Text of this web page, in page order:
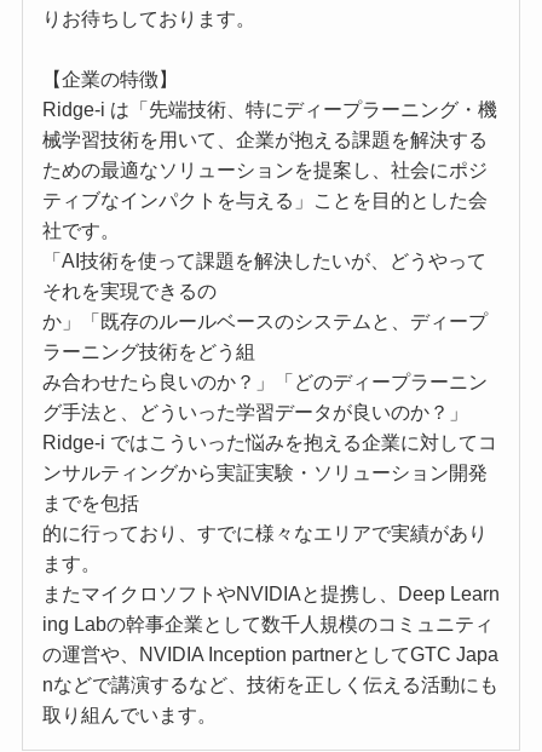
りお待ちしております。
【企業の特徴】
Ridge-i は「先端技術、特にディープラーニング・機
械学習技術を用いて、企業が抱える課題を解決する
ための最適なソリューションを提案し、社会にポジ
ティブなインパクトを与える」ことを目的とした会
社です。
「AI技術を使って課題を解決したいが、どうやって
それを実現できるの
か」「既存のルールベースのシステムと、ディープ
ラーニング技術をどう組
み合わせたら良いのか？」「どのディープラーニン
グ手法と、どういった学習データが良いのか？」
Ridge-i ではこういった悩みを抱える企業に対してコ
ンサルティングから実証実験・ソリューション開発
までを包括
的に行っており、すでに様々なエリアで実績があり
ます。
またマイクロソフトやNVIDIAと提携し、Deep Learn
ing Labの幹事企業として数千人規模のコミュニティ
の運営や、NVIDIA Inception partnerとしてGTC Japa
nなどで講演するなど、技術を正しく伝える活動にも
取り組んでいます。